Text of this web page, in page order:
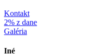
Kontakt
2% z dane
Galéria
Iné